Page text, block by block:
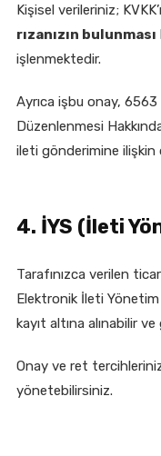
Kişisel verileriniz;
rızanızın bulunması
işlenmektedir.
Ayrıca işbu onay, 6563
Düzenlenmesi
ileti gönderimine ilişkin
4. İYS (İleti
Tarafınızca verilen
Elektronik İleti
kayıt altına alınabilir
Onay ve ret
yönetebilirsiniz.